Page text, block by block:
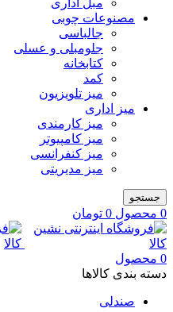
مبل اداری
مصنوعات چوبی
جالباسی
جلومبلی و عسلی
کتابخانه
کمد
میز تلویزیون
میز اداری
میز کارمندی
میز کامپیوتر
میز کنفرانسی
میز مدیریتی
جستجو
0 محصول 0 تومان
0 محصول
دسته بندی کالاها
صندلی